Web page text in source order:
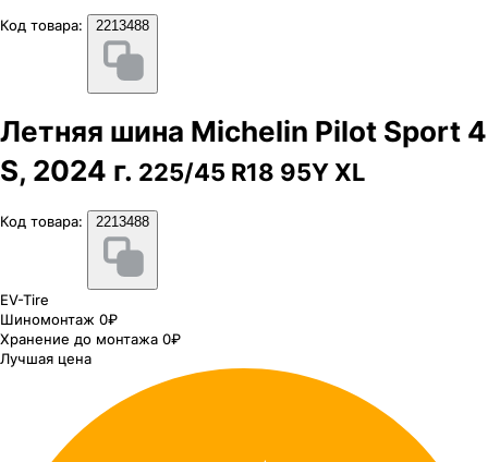
Код товара:
2213488
Летняя шина Michelin Pilot Sport 4
S, 2024 г. 225/45 R18 95Y XL
Код товара: 2213488
EV-Tire
Шиномонтаж 0₽
Хранение до монтажа 0₽
Лучшая цена